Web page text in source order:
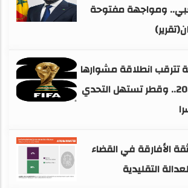
ومواجهة مفتوحة
تترقب انطلاقة مشوارها
في مونديال 2026.. وقطر تستهل التحدي
الأفارقة في القضاء
التقليدية